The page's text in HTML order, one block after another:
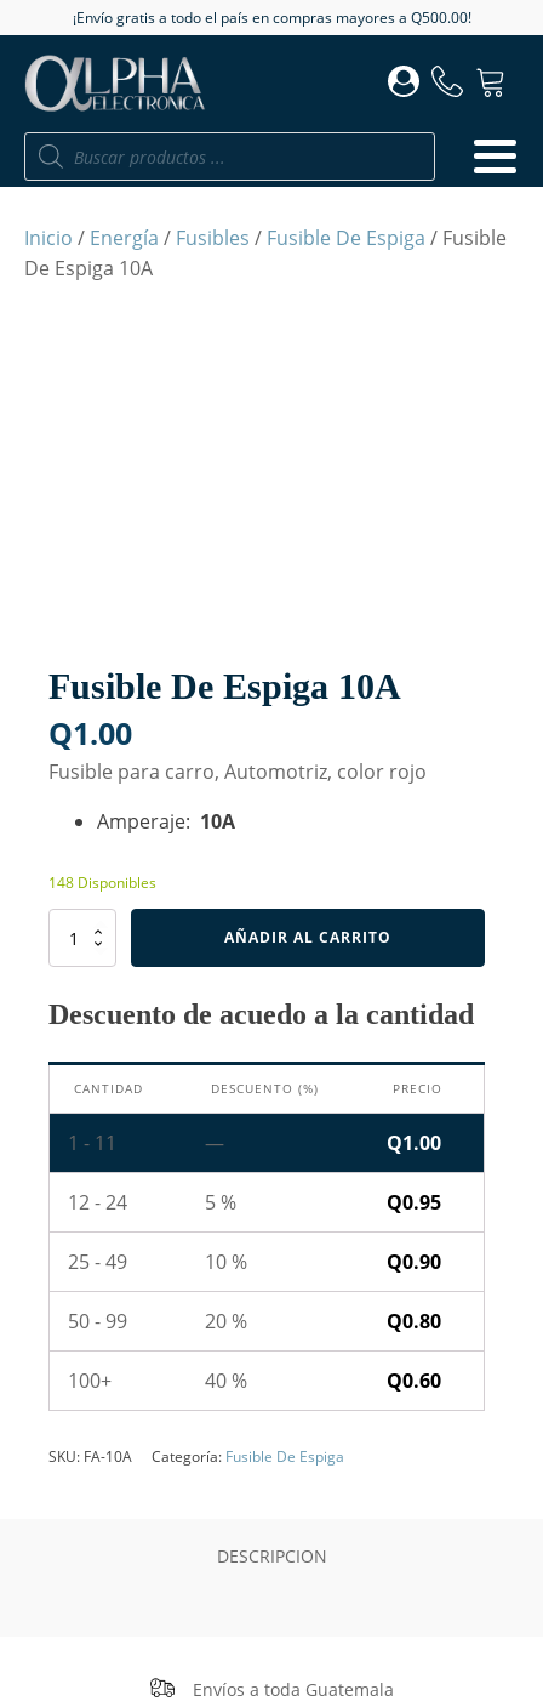
¡Envío gratis a todo el país en compras mayores a Q500.00!
Búsqueda
productos
Inicio / Energía / Fusibles / Fusible De Espiga / Fusible
De Espiga 10A
Fusible De Espiga 10A
Q1.00
Fusible para carro, Automotriz, color rojo
Amperaje: 10A
148 Disponibles
Fusible
10A
cantidad
AÑADIR AL CARRITO
Descuento de acuedo a la cantidad
CANTIDAD DESCUENTO (%) PRECIO
1 - 11 — Q1.00
12 - 24 5 % Q0.95
25 - 49 10 % Q0.90
50 - 99 20 % Q0.80
100+ 40 % Q0.60
SKU: FA-10A Categoría: Fusible De Espiga
DESCRIPCION
Envíos a toda Guatemala